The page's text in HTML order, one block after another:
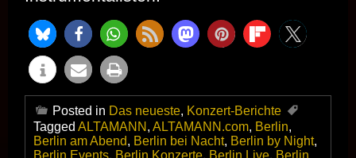
Posted in Das neueste, Konzert-Berichte
Tagged ALTAMANN , ALTAMANN.com, Berlin,
Berlin am Abend, Berlin bei Nacht, Berlin by Night,